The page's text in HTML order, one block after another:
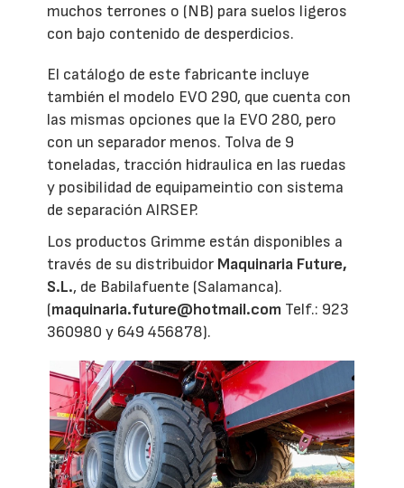
muchos terrones o (NB) para suelos ligeros
con bajo contenido de desperdicios.
El catálogo de este fabricante incluye
también el modelo EVO 290, que cuenta con
las mismas opciones que la EVO 280, pero
con un separador menos. Tolva de 9
toneladas, tracción hidraulica en las ruedas
y posibilidad de equipameintio con sistema
de separación AIRSEP.
Los productos Grimme están disponibles a
través de su distribuidor Maquinaria Future,
S.L., de Babilafuente (Salamanca).
(maquinaria.future@hotmail.com Telf.: 923
360980 y 649 456878).